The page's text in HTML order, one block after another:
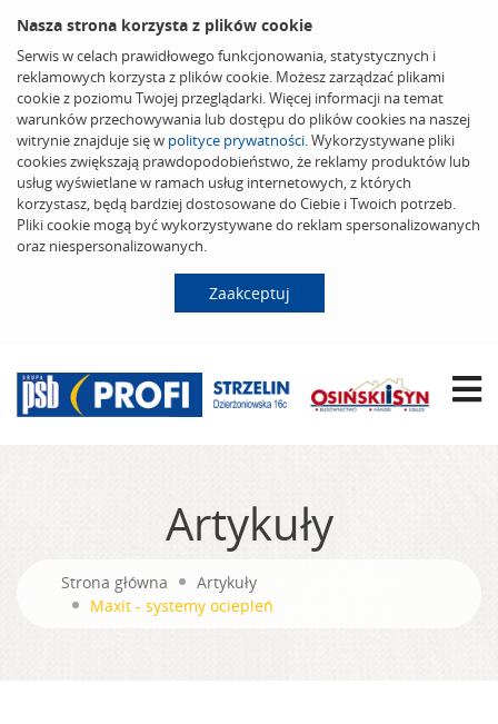
Nasza strona korzysta z plików cookie
Serwis w celach prawidłowego funkcjonowania, statystycznych i
reklamowych korzysta z plików cookie. Możesz zarządzać plikami
cookie z poziomu Twojej przeglądarki. Więcej informacji na temat
warunków przechowywania lub dostępu do plików cookies na naszej
witrynie znajduje się w polityce prywatności. Wykorzystywane pliki
cookies zwiększają prawdopodobieństwo, że reklamy produktów lub
usług wyświetlane w ramach usług internetowych, z których
korzystasz, będą bardziej dostosowane do Ciebie i Twoich potrzeb.
Pliki cookie mogą być wykorzystywane do reklam spersonalizowanych
oraz niespersonalizowanych.
Zaakceptuj
Artykuły
Strona główna
Artykuły
Maxit - systemy ociepleń